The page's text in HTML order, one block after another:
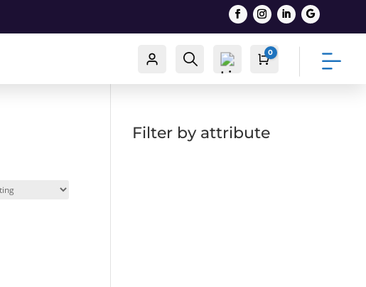
Račun Traži Cart
0
€
Filter by attribute